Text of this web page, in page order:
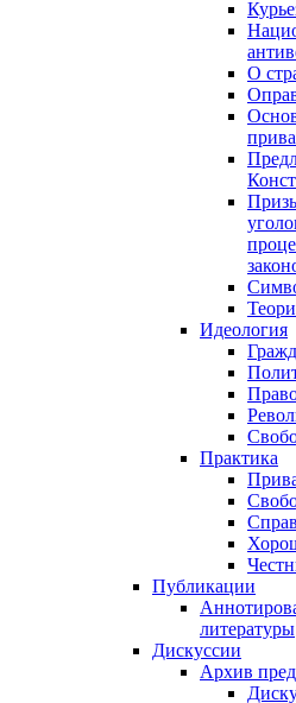
О
Идеология
Практика
Публикации
литературы
Дискуссии
Архив